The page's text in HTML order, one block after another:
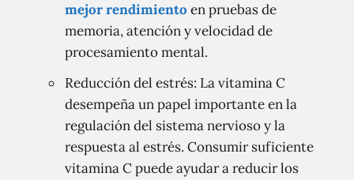
mejor rendimiento en pruebas de
memoria, atención y velocidad de
procesamiento mental.
Reducción del estrés: La vitamina C
desempeña un papel importante en la
regulación del sistema nervioso y la
respuesta al estrés. Consumir suficiente
vitamina C puede ayudar a reducir los